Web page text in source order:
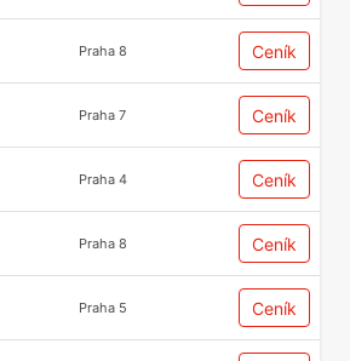
Praha 8 Ceník
Praha 7 Ceník
Praha 4 Ceník
Praha 8 Ceník
Praha 5 Ceník